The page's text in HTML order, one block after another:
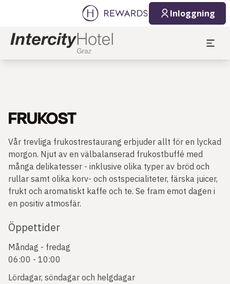
Inloggning
FRUKOST
Vår trevliga frukostrestaurang erbjuder allt för en lyckad
morgon. Njut av en välbalanserad frukostbuffé med
många delikatesser - inklusive olika typer av bröd och
rullar samt olika korv- och ostspecialiteter, färska juicer,
frukt och aromatiskt kaffe och te. Se fram emot dagen i
en positiv atmosfär.
Öppettider
Måndag - fredag
06:00 - 10:00
Lördagar, söndagar och helgdagar